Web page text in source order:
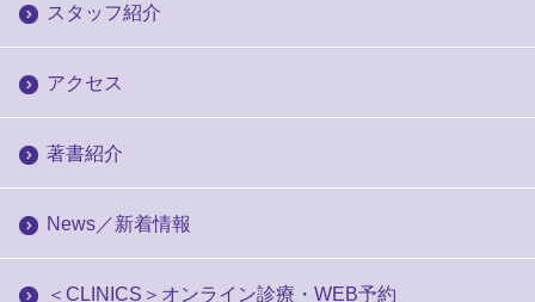
スタッフ紹介
アクセス
著書紹介
News／新着情報
＜CLINICS＞オンライン診療・WEB予約